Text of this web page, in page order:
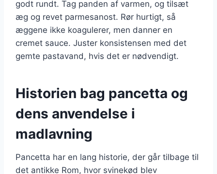
godt rundt. Tag panden af varmen, og tilsæt
æg og revet parmesanost. Rør hurtigt, så
æggene ikke koagulerer, men danner en
cremet sauce. Juster konsistensen med det
gemte pastavand, hvis det er nødvendigt.
Historien bag pancetta og
dens anvendelse i
madlavning
Pancetta har en lang historie, der går tilbage til
det antikke Rom, hvor svinekød blev